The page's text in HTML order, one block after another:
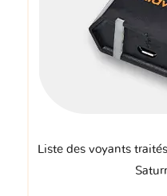
Liste des voyants